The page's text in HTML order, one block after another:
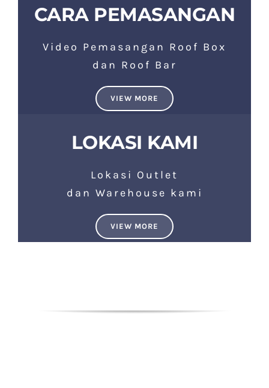
CARA PEMASANGAN
Video Pemasangan Roof Box
dan Roof Bar
VIEW MORE
LOKASI KAMI
Lokasi Outlet
dan Warehouse kami
VIEW MORE